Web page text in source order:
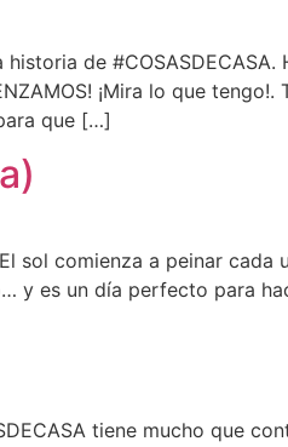
de
¡Mira lo que
que […]
sol comienza a peinar
y es un día perfecto para
tiene mucho que